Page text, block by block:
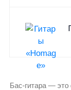
Бас-гитара —